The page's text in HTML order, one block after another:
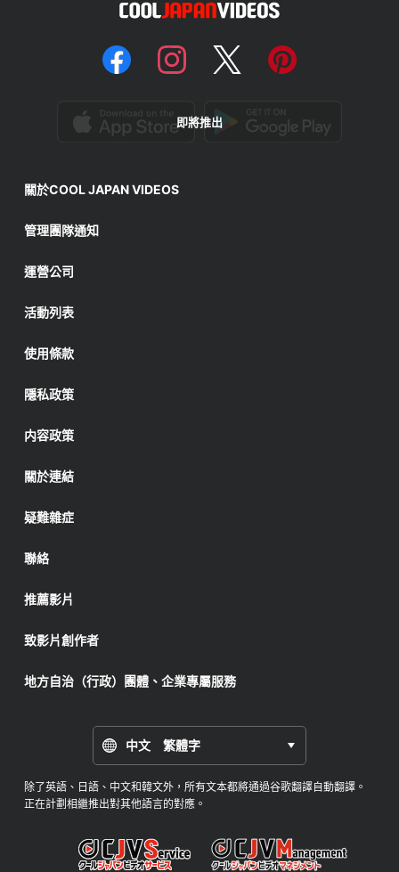
即將推出
關於COOL JAPAN VIDEOS
管理團隊通知
運營公司
活動列表
使用條款
隱私政策
内容政策
關於連結
疑難雜症
聯絡
推薦影片
致影片創作者
地方自治（行政）團體、企業專屬服務
中文 繁體字
除了英語、日語、中文和韓文外，所有文本都將通過谷歌翻譯自動翻譯。
正在計劃相繼推出對其他語言的對應。